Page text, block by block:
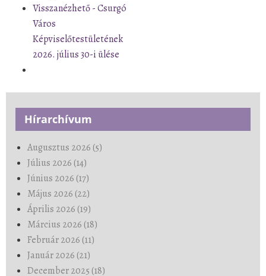
Visszanézhető - Csurgó
Város
Képviselőtestületének
2026. július 30-i ülése
Hírarchívum
Augusztus 2026 (5)
Július 2026 (14)
Június 2026 (17)
Május 2026 (22)
Április 2026 (19)
Március 2026 (18)
Február 2026 (11)
Január 2026 (21)
December 2025 (18)